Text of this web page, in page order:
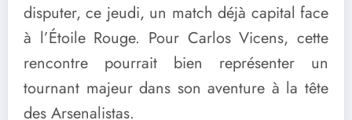
disputer, ce jeudi, un match déjà capital face
à l’Étoile Rouge. Pour Carlos Vicens, cette
rencontre pourrait bien représenter un
tournant majeur dans son aventure à la tête
des Arsenalistas.